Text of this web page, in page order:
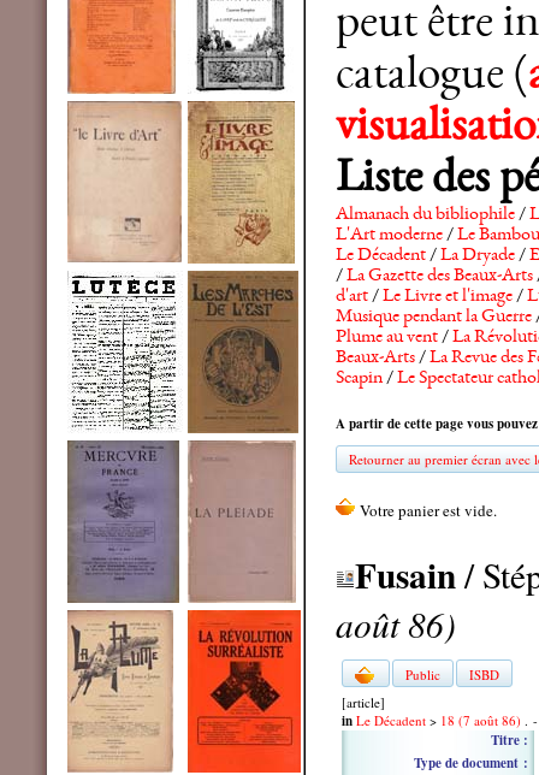
peut être
catalogue (
Liste des
Almanach du bibliophile/
L'Art moderne/Le Bambou
Le Décadent/La Dryade/
/La Gazette des Beaux-Arts
d'art/Le Livre et l'image/
Musique pendant la Guerre
Plume au vent/La
Beaux-Arts/La Revue des
Scapin/Le Spectateur
A partir de cette page vous
Retourner au premier écran avec
Fusain/
août 86)
Public
ISBD
[article]
in Le Décadent > 18 (7 août 86) .
Titre :
Type de document :